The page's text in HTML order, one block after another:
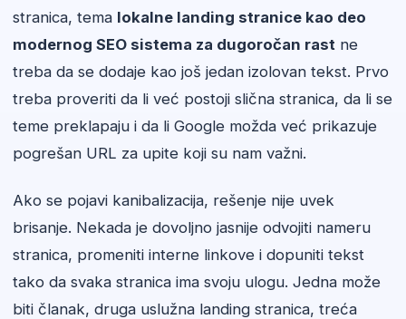
stranica, tema lokalne landing stranice kao deo
modernog SEO sistema za dugoročan rast ne
treba da se dodaje kao još jedan izolovan tekst. Prvo
treba proveriti da li već postoji slična stranica, da li se
teme preklapaju i da li Google možda već prikazuje
pogrešan URL za upite koji su nam važni.
Ako se pojavi kanibalizacija, rešenje nije uvek
brisanje. Nekada je dovoljno jasnije odvojiti nameru
stranica, promeniti interne linkove i dopuniti tekst
tako da svaka stranica ima svoju ulogu. Jedna može
biti članak, druga uslužna landing stranica, treća